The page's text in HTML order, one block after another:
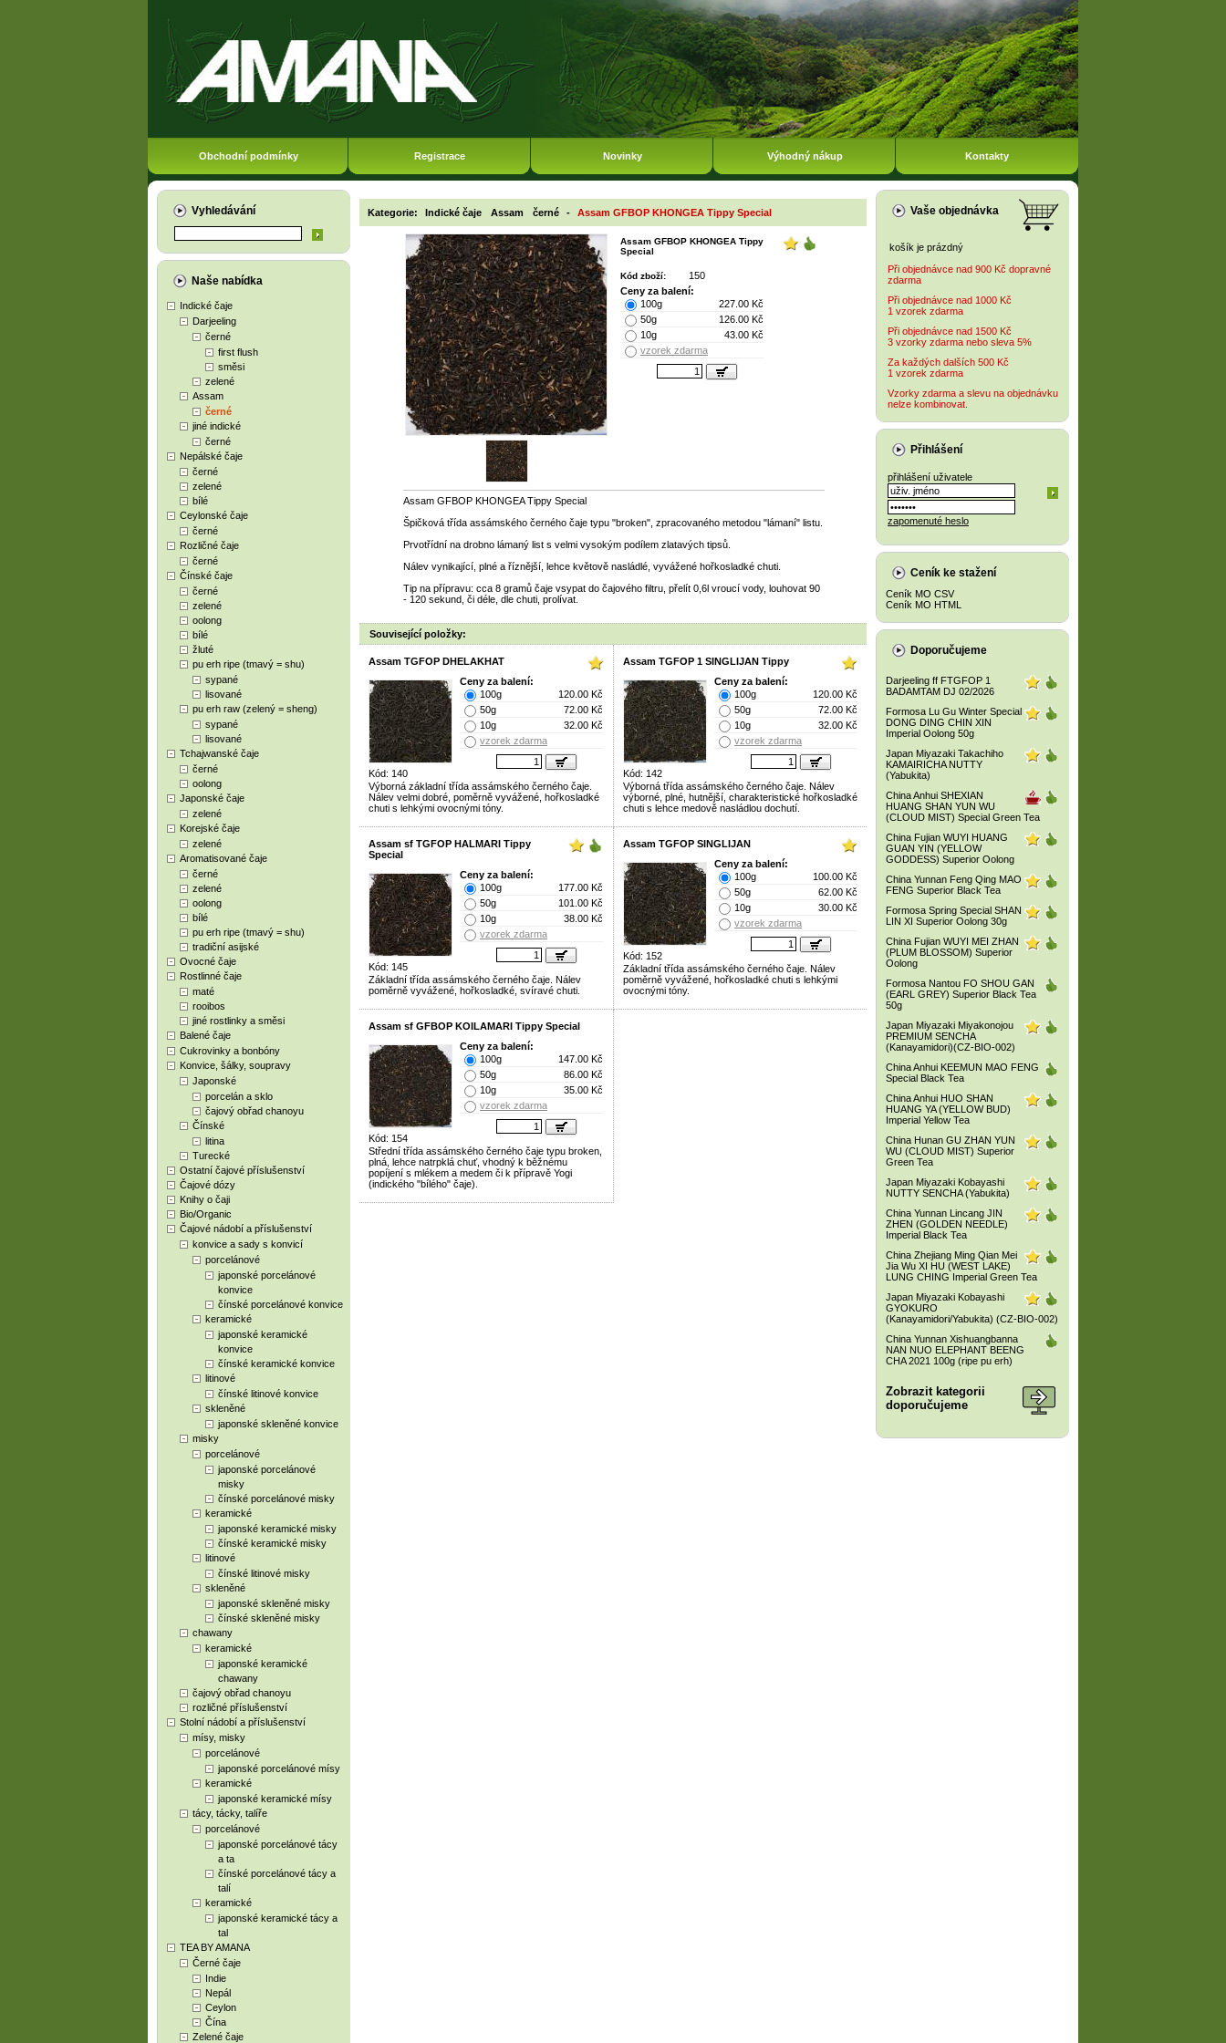
Obchodní podmínky Registrace Novinky Výhodný nákup Kontakty
Vyhledávání
Naše nabídka
Indické čaje
Darjeeling
černé
first flush
směsi
zelené
Assam
černé
jiné indické
černé
Nepálské čaje
černé
zelené
bílé
Ceylonské čaje
černé
Rozličné čaje
černé
Čínské čaje
černé
zelené
oolong
bílé
žluté
pu erh ripe (tmavý = shu)
sypané
lisované
pu erh raw (zelený = sheng)
sypané
lisované
Tchajwanské čaje
černé
oolong
Japonské čaje
zelené
Korejské čaje
zelené
Aromatisované čaje
černé
zelené
oolong
bílé
pu erh ripe (tmavý = shu)
tradiční asijské
Ovocné čaje
Rostlinné čaje
maté
rooibos
jiné rostlinky a směsi
Balené čaje
Cukrovinky a bonbóny
Konvice, šálky, soupravy
Japonské
porcelán a sklo
čajový obřad chanoyu
Čínské
litina
Turecké
Ostatní čajové příslušenství
Čajové dózy
Knihy o čaji
Bio/Organic
Čajové nádobí a příslušenství
konvice a sady s konvicí
porcelánové
japonské porcelánové
konvice
čínské porcelánové konvice
keramické
japonské keramické
konvice
čínské keramické konvice
litinové
čínské litinové konvice
skleněné
japonské skleněné konvice
misky
porcelánové
japonské porcelánové
misky
čínské porcelánové misky
keramické
japonské keramické misky
čínské keramické misky
litinové
čínské litinové misky
skleněné
japonské skleněné misky
čínské skleněné misky
chawany
keramické
japonské keramické
chawany
čajový obřad chanoyu
rozličné příslušenství
Stolní nádobí a příslušenství
mísy, misky
porcelánové
japonské porcelánové mísy
keramické
japonské keramické mísy
tácy, tácky, talíře
porcelánové
japonské porcelánové tácy
a ta
čínské porcelánové tácy a
talí
keramické
japonské keramické tácy a
tal
TEA BY AMANA
Černé čaje
Indie
Nepál
Ceylon
Čína
Zelené čaje
Kategorie: Indické čaje Assam černé - Assam GFBOP KHONGEA Tippy Special
Assam GFBOP KHONGEA Tippy
Special
Kód zboží:
150
Ceny za balení:
100g
227.00 Kč
50g
126.00 Kč
10g
43.00 Kč
vzorek zdarma
Assam GFBOP KHONGEA Tippy Special
Špičková třída assámského černého čaje typu "broken", zpracovaného metodou "lámaní" listu.
Prvotřídní na drobno lámaný list s velmi vysokým podílem zlatavých tipsů.
Nálev vynikající, plné a říznější, lehce květově nasládlé, vyvážené hořkosladké chuti.
Tip na přípravu: cca 8 gramů čaje vsypat do čajového filtru, přelít 0,6l vroucí vody, louhovat 90
- 120 sekund, či déle, dle chuti, prolívat.
Související položky:
Assam TGFOP DHELAKHAT
Kód: 140
Ceny za balení:
100g
120.00 Kč
50g
72.00 Kč
10g
32.00 Kč
vzorek zdarma
Výborná základní třída assámského černého čaje.
Nálev velmi dobré, poměrně vyvážené, hořkosladké
chuti s lehkými ovocnými tóny.
Assam TGFOP 1 SINGLIJAN Tippy
Kód: 142
Ceny za balení:
100g
120.00 Kč
50g
72.00 Kč
10g
32.00 Kč
vzorek zdarma
Výborná třída assámského černého čaje. Nálev
výborné, plné, hutnější, charakteristické hořkosladké
chuti s lehce medově nasládlou dochutí.
Assam sf TGFOP HALMARI Tippy
Special
Kód: 145
Ceny za balení:
100g
177.00 Kč
50g
101.00 Kč
10g
38.00 Kč
vzorek zdarma
Základní třída assámského černého čaje. Nálev
poměrně vyvážené, hořkosladké, svíravé chuti.
Assam TGFOP SINGLIJAN
Kód: 152
Ceny za balení:
100g
100.00 Kč
50g
62.00 Kč
10g
30.00 Kč
vzorek zdarma
Základní třída assámského černého čaje. Nálev
poměrně vyvážené, hořkosladké chuti s lehkými
ovocnými tóny.
Assam sf GFBOP KOILAMARI Tippy Special
Kód: 154
Ceny za balení:
100g
147.00 Kč
50g
86.00 Kč
10g
35.00 Kč
vzorek zdarma
Střední třída assámského černého čaje typu broken,
plná, lehce natrpklá chuť, vhodný k běžnému
popíjení s mlékem a medem či k přípravě Yogi
(indického "bílého" čaje).
Vaše objednávka
košík je prázdný
Při objednávce nad 900 Kč dopravné
zdarma
Při objednávce nad 1000 Kč
1 vzorek zdarma
Při objednávce nad 1500 Kč
3 vzorky zdarma nebo sleva 5%
Za každých dalších 500 Kč
1 vzorek zdarma
Vzorky zdarma a slevu na objednávku
nelze kombinovat.
Přihlášení
přihlášení uživatele
zapomenuté heslo
Ceník ke stažení
Ceník MO CSV
Ceník MO HTML
Doporučujeme
Darjeeling ff FTGFOP 1
BADAMTAM DJ 02/2026
Formosa Lu Gu Winter Special
DONG DING CHIN XIN
Imperial Oolong 50g
Japan Miyazaki Takachiho
KAMAIRICHA NUTTY
(Yabukita)
China Anhui SHEXIAN
HUANG SHAN YUN WU
(CLOUD MIST) Special Green Tea
China Fujian WUYI HUANG
GUAN YIN (YELLOW
GODDESS) Superior Oolong
China Yunnan Feng Qing MAO
FENG Superior Black Tea
Formosa Spring Special SHAN
LIN XI Superior Oolong 30g
China Fujian WUYI MEI ZHAN
(PLUM BLOSSOM) Superior
Oolong
Formosa Nantou FO SHOU GAN
(EARL GREY) Superior Black Tea
50g
Japan Miyazaki Miyakonojou
PREMIUM SENCHA
(Kanayamidori)(CZ-BIO-002)
China Anhui KEEMUN MAO FENG
Special Black Tea
China Anhui HUO SHAN
HUANG YA (YELLOW BUD)
Imperial Yellow Tea
China Hunan GU ZHAN YUN
WU (CLOUD MIST) Superior
Green Tea
Japan Miyazaki Kobayashi
NUTTY SENCHA (Yabukita)
China Yunnan Lincang JIN
ZHEN (GOLDEN NEEDLE)
Imperial Black Tea
China Zhejiang Ming Qian Mei
Jia Wu XI HU (WEST LAKE)
LUNG CHING Imperial Green Tea
Japan Miyazaki Kobayashi
GYOKURO
(Kanayamidori/Yabukita) (CZ-BIO-002)
China Yunnan Xishuangbanna
NAN NUO ELEPHANT BEENG
CHA 2021 100g (ripe pu erh)
Zobrazit kategorii
doporučujeme